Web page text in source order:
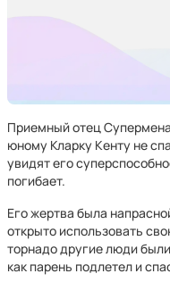
Приемный отец
юному Кларку Кенту не
увидят его
погибает.
Его жертва была
открыто использовать
торнадо другие люди
как парень подлетел и